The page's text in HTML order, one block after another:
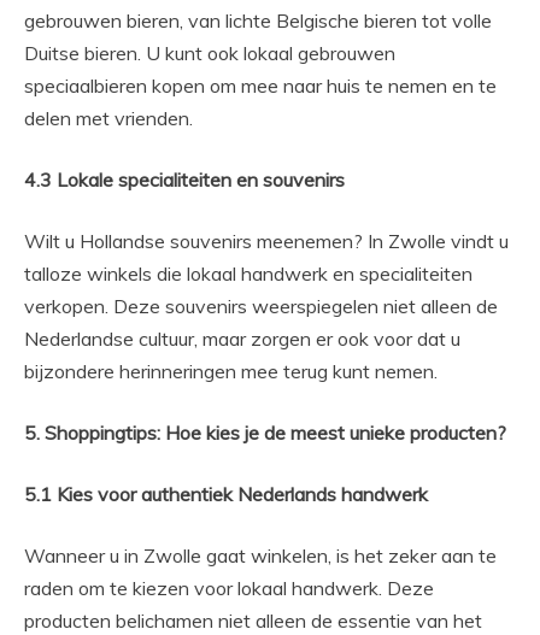
gebrouwen bieren, van lichte Belgische bieren tot volle
Duitse bieren. U kunt ook lokaal gebrouwen
speciaalbieren kopen om mee naar huis te nemen en te
delen met vrienden.
4.3 Lokale specialiteiten en souvenirs
Wilt u Hollandse souvenirs meenemen? In Zwolle vindt u
talloze winkels die lokaal handwerk en specialiteiten
verkopen. Deze souvenirs weerspiegelen niet alleen de
Nederlandse cultuur, maar zorgen er ook voor dat u
bijzondere herinneringen mee terug kunt nemen.
5. Shoppingtips: Hoe kies je de meest unieke producten?
5.1 Kies voor authentiek Nederlands handwerk
Wanneer u in Zwolle gaat winkelen, is het zeker aan te
raden om te kiezen voor lokaal handwerk. Deze
producten belichamen niet alleen de essentie van het